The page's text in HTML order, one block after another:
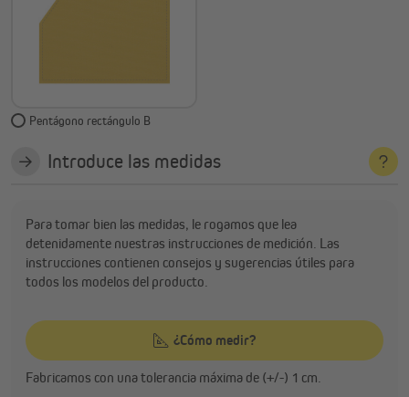
Pentágono rectángulo B
Introduce las medidas
Para tomar bien las medidas, le rogamos que lea
detenidamente nuestras instrucciones de medición. Las
instrucciones contienen consejos y sugerencias útiles para
todos los modelos del producto.
¿Cómo medir?
Fabricamos con una tolerancia máxima de (+/-) 1 cm.